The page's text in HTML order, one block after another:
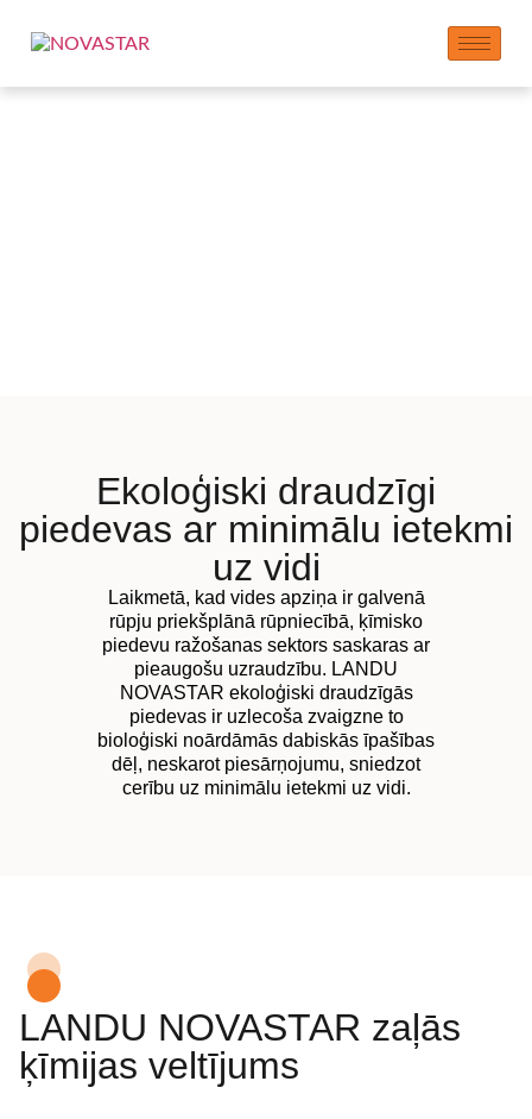
Ekoloģiski draudzīgi
piedevas ar minimālu ietekmi
uz vidi
Laikmetā, kad vides apziņa ir galvenā
rūpju priekšplānā rūpniecībā, ķīmisko
piedevu ražošanas sektors saskaras ar
pieaugošu uzraudzību. LANDU
NOVASTAR ekoloģiski draudzīgās
piedevas ir uzlecoša zvaigzne to
bioloģiski noārdāmās dabiskās īpašības
dēļ, neskarot piesārņojumu, sniedzot
cerību uz minimālu ietekmi uz vidi.
LANDU NOVASTAR zaļās
ķīmijas veltījums